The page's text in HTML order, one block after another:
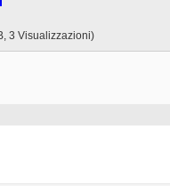
3 Visualizzazioni)